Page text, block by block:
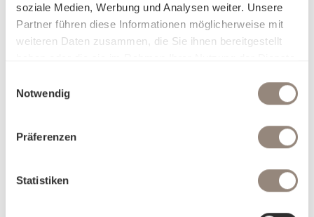
soziale Medien, Werbung und Analysen weiter. Unsere
Partner führen diese Informationen möglicherweise mit
weiteren Daten zusammen, die Sie ihnen bereitgestellt
Notwendig
Präferenzen
Statistiken